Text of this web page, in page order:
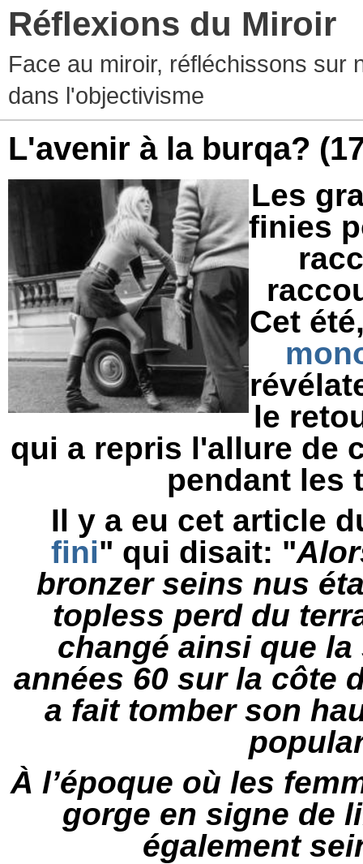
Réflexions du Miroir
Face au miroir, réfléchissons sur
dans l'objectivisme
L'avenir à la burqa?
Les
finies
Cet
le
qui a repris l'allure de
pendant les
Il y a eu cet article
fini" qui disait: "
bronzer seins nus
topless perd du
changé ainsi que
années 60 sur la côte
a fait tomber son
À l’époque où les
gorge en signe de
également